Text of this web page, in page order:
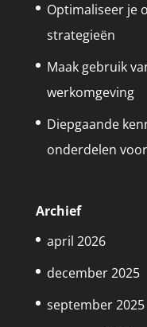
Optimaliseer je
strategieën
Maak gebruik
werkomgeving
Diepgaande
onderdelen
Archief
april 2026
december 2025
september 2025